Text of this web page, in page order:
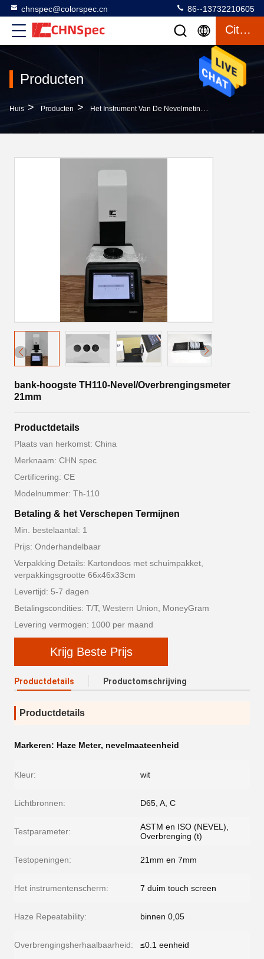
chnspec@colorspec.cn 86--13732210605
Citaat
Producten
Huis > Producten > Het Instrument Van De Nevelmeting
bank-hoogste TH110-Nevel/Overbrengingsmeter
21mm
Productdetails
Plaats van herkomst: China
Merknaam: CHN spec
Certificering: CE
Modelnummer: Th-110
Betaling & het Verschepen Termijnen
Min. bestelaantal: 1
Prijs: Onderhandelbaar
Verpakking Details: Kartondoos met schuimpakket,
verpakkingsgrootte 66x46x33cm
Levertijd: 5-7 dagen
Betalingscondities: T/T, Western Union, MoneyGram
Levering vermogen: 1000 per maand
Krijg Beste Prijs
Productdetails Productomschrijving
Productdetails
Markeren: Haze Meter, nevelmaateenheid
Kleur: wit
Lichtbronnen: D65, A, C
Testparameter:
ASTM en ISO (NEVEL),
Overbrenging (t)
Testopeningen: 21mm en 7mm
Het instrumentenscherm: 7 duim touch screen
Haze Repeatability: binnen 0,05
Overbrengingsherhaalbaarheid: ≤0.1 eenheid